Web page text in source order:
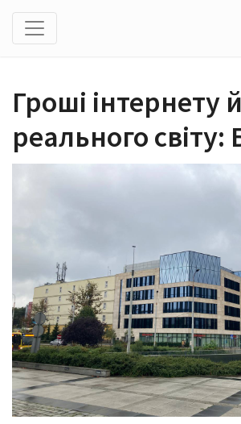
Гроші інтернету й
реального світу: